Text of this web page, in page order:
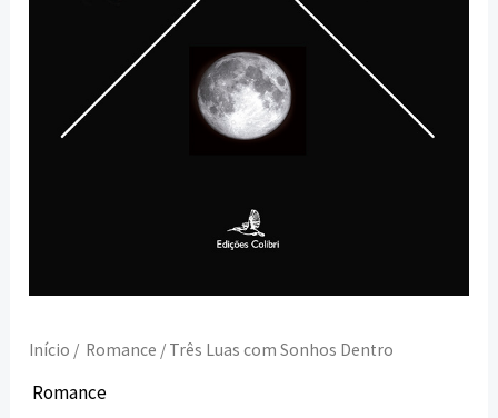
Início / Romance / Três Luas com Sonhos Dentro
Romance